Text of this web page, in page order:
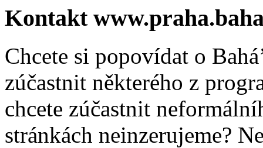
Kontakt
Chcete si popovídat o
zúčastnit některého z
chcete zúčastnit
stránkách neinzerujeme?